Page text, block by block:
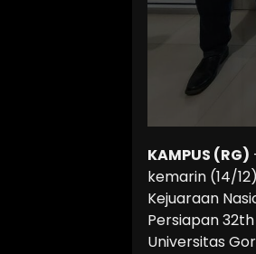
KAMPUS (RG)
kemarin (14/
Kejuaraan
Persiapan 32th
Universitas